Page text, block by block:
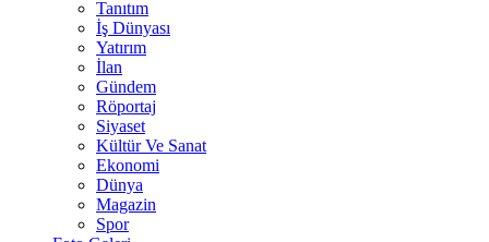
Tanıtım
İş Dünyası
Yatırım
İlan
Gündem
Röportaj
Siyaset
Kültür Ve Sanat
Ekonomi
Dünya
Magazin
Spor